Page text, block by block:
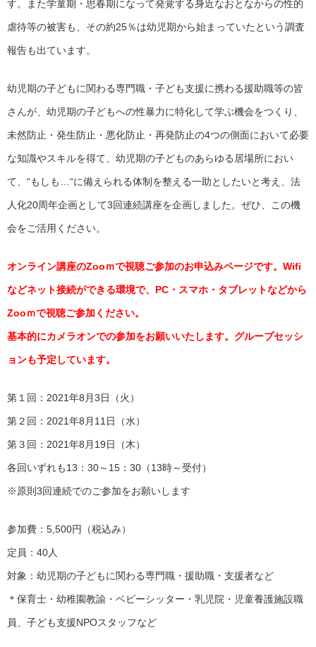
す。また学童期・思春期になって発覚する身近なおとなからの性的
虐待等の被害も、その約25％は幼児期から始まっていたという調査
報告も出ています。
幼児期の子どもに関わる専門職・子ども支援に携わる援助職等の皆
さんが、幼児期の子どもへの性暴力に特化して学ぶ機会をつくり、
未然防止・発生防止・悪化防止・再発防止の4つの側面において必要
な知識やスキルを得て、幼児期の子どものあらゆる居場所におい
て、“もしも…“に備えられる体制を整える一助としたいと考え、法
人化20周年企画として3回連続講座を企画しました。ぜひ、この機
会をご活用ください。
オンライン講座のZooｍで視聴ご参加のお申込みページです。Wifi
などネット接続ができる環境で、PC・スマホ・タブレットなどから
Zooｍで視聴ご参加ください。
基本的にカメラオンでの参加をお願いいたします。グループセッシ
ョンも予定しています。
第１回：2021年8月3日（火）
第２回：2021年8月11日（水）
第３回：2021年8月19日（木）
各回いずれも13：30～15：30（13時～受付）
※原則3回連続でのご参加をお願いします
参加費：5,500円（税込み）
定員：40人
対象：幼児期の子どもに関わる専門職・援助職・支援者など
＊保育士・幼稚園教諭・ベビーシッター・乳児院・児童養護施設職
員、子ども支援NPOスタッフなど